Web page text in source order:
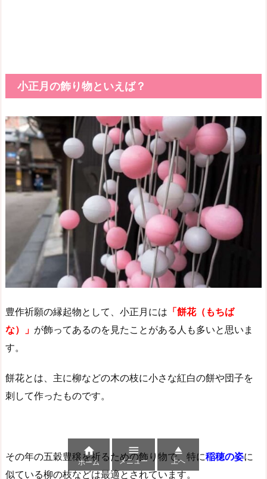
小正月の飾り物といえば？
豊作祈願の縁起物として、小正月には 「餅花（もちば
な）」 が飾ってあるのを見たことがある人も多いと思いま
す。
餅花とは、主に柳などの木の枝に小さな紅白の餅や団子を
刺して作ったものです。
その年の五穀豊穣を祈るための飾り物で、特に稲穂の姿に
似ている柳の枝などは最適とされています。

ホーム

メニュー

上へ